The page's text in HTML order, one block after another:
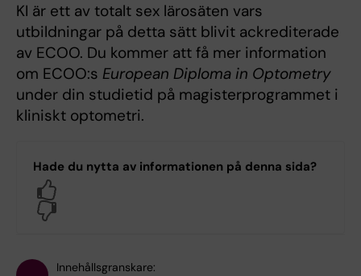
KI är ett av totalt sex lärosäten vars
utbildningar på detta sätt blivit ackrediterade
av ECOO. Du kommer att få mer information
om ECOO:s European Diploma in Optometry
under din studietid på magisterprogrammet i
kliniskt optometri.
Hade du nytta av informationen på denna sida?
Innehållsgranskare: